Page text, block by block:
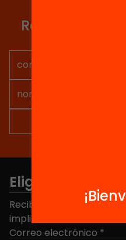
Recibe
Elige equidad
Recibe contenidos,
implicarte.
Correo electrónico *